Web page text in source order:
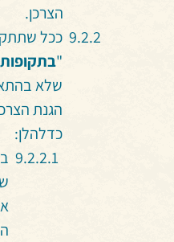
הצרכן.
ככל
"
שלא
הגנת
כדלהלן: